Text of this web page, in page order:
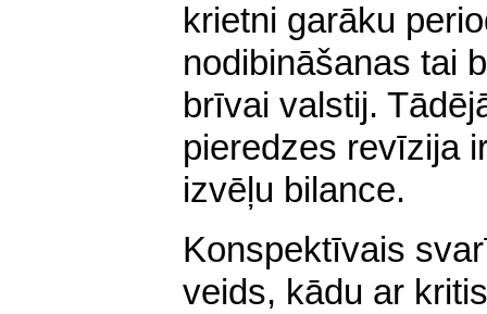
krietni garāku
nodibināšanas tai
brīvai valstij.
pieredzes revīzija
izvēļu bilance.
Konspektīvais
veids, kādu ar